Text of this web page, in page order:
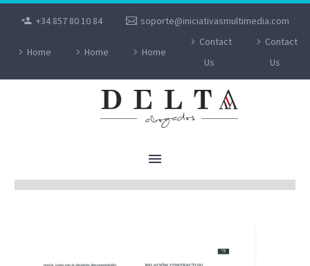
+34 857 80 10 84 soporte@iniciativasmultimedia.com
Home Home Home
Contact
Us
Contact
Us
SENTENCIAS SANITARIO